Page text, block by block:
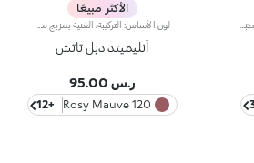
الأكثر مبيعًا
أنليميتد دبل تاتش
ر.س 95.00
120 Rosy Mauve
+12